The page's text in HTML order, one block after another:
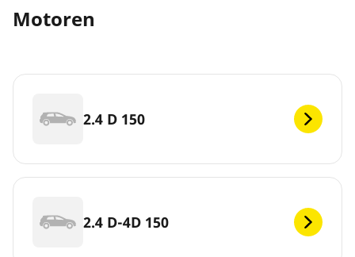
Motoren
2.4 D 150
2.4 D-4D 150